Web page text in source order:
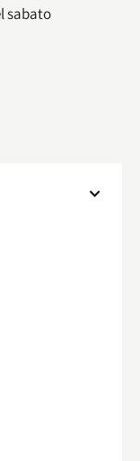
sabato